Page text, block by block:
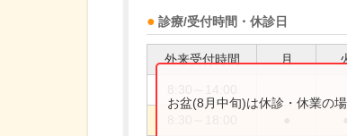
診療/受付時間・休診日
外来受付時間 月
お盆(8月中旬)は休診・休業の